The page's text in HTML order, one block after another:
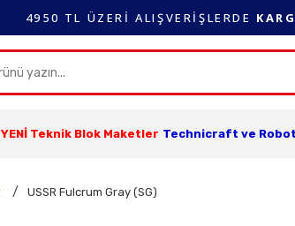
4950 TL ÜZERİ ALIŞVERİŞLERDE
YENİ Teknik Blok Maketler Technicraft ve
USSR Fulcrum Gray (SG)